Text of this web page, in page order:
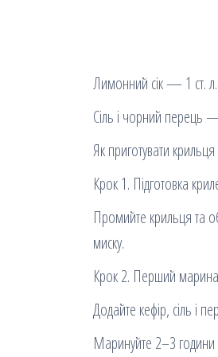
Лимонний сік — 1 ст. л.
Сіль і чорний перець
Як приготувати
Крок 1. Підготовка
Промийте крильця та
миску.
Крок 2. Перший
Додайте кефір, сіль і
Маринуйте 2–3 години